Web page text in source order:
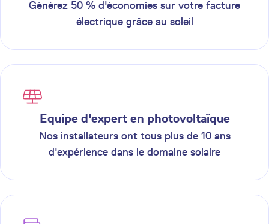
Générez 50 % d'économies sur votre facture
électrique grâce au soleil
Equipe d'expert en photovoltaïque
Nos installateurs ont tous plus de 10 ans
d'expérience dans le domaine solaire